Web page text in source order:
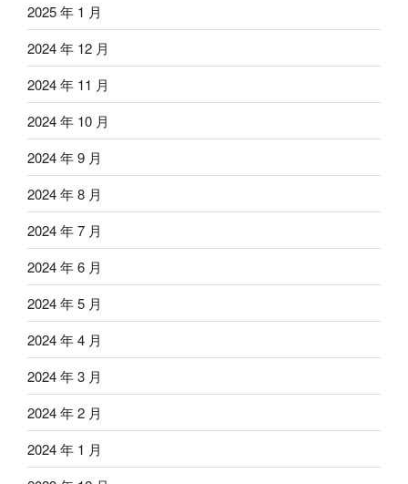
2025 年 1 月
2024 年 12 月
2024 年 11 月
2024 年 10 月
2024 年 9 月
2024 年 8 月
2024 年 7 月
2024 年 6 月
2024 年 5 月
2024 年 4 月
2024 年 3 月
2024 年 2 月
2024 年 1 月